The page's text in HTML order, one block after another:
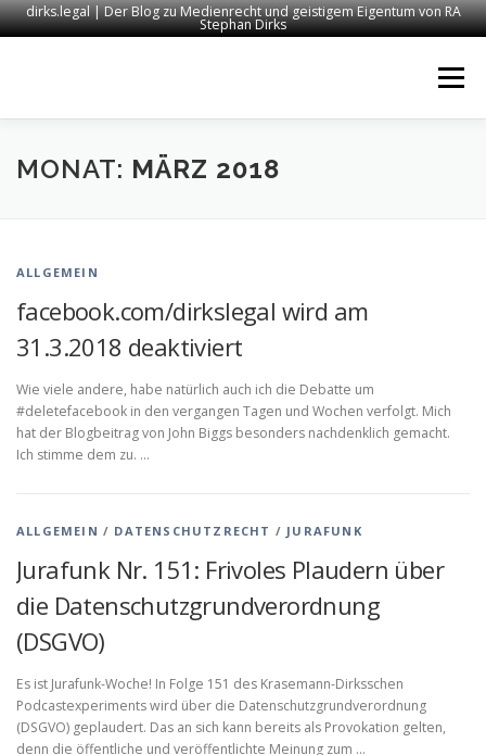
dirks.legal | Der Blog zu Medienrecht und geistigem Eigentum von RA
Stephan Dirks
Menü
START KONTAKT RECHTSANWALT DIRKS
MONAT: MÄRZ 2018
ALLGEMEIN
facebook.com/dirkslegal wird am
31.3.2018 deaktiviert
Wie viele andere, habe natürlich auch ich die Debatte um
#deletefacebook in den vergangen Tagen und Wochen verfolgt. Mich
hat der Blogbeitrag von John Biggs besonders nachdenklich gemacht.
Ich stimme dem zu. …
ALLGEMEIN / DATENSCHUTZRECHT / JURAFUNK
Jurafunk Nr. 151: Frivoles Plaudern über
die Datenschutzgrundverordnung
(DSGVO)
Es ist Jurafunk-Woche! In Folge 151 des Krasemann-Dirksschen
Podcastexperiments wird über die Datenschutzgrundverordnung
(DSGVO) geplaudert. Das an sich kann bereits als Provokation gelten,
denn die öffentliche und veröffentlichte Meinung zum …